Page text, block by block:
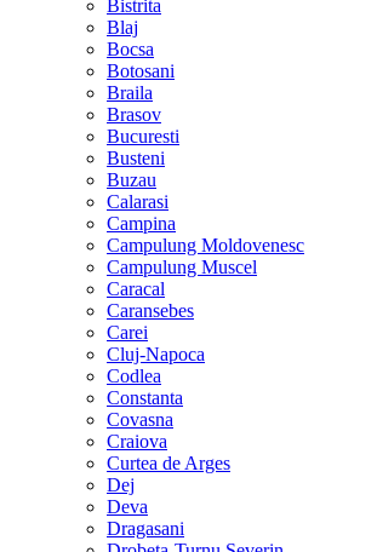
Bistrita
Blaj
Bocsa
Botosani
Braila
Brasov
Bucuresti
Busteni
Buzau
Calarasi
Campina
Campulung Moldovenesc
Campulung Muscel
Caracal
Caransebes
Carei
Cluj-Napoca
Codlea
Constanta
Covasna
Craiova
Curtea de Arges
Dej
Deva
Dragasani